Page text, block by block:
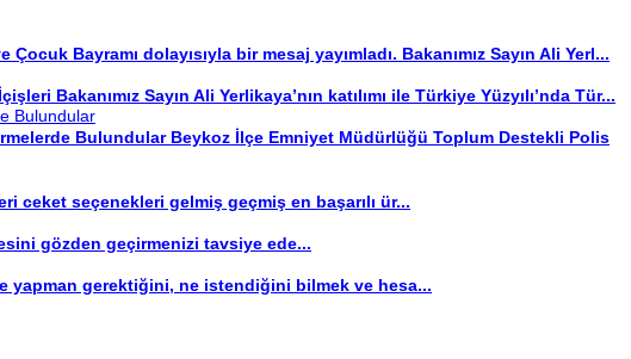
Bayramı dolayısıyla bir mesaj yayımladı. Bakanımız Sayın Ali Yerl...
Bakanımız Sayın Ali Yerlikaya’nın katılımı ile Türkiye Yüzyılı’nda Tür...
Bulundular Beykoz İlçe Emniyet Müdürlüğü Toplum Destekli Polis
ceket seçenekleri gelmiş geçmiş en başarılı ür...
gözden geçirmenizi tavsiye ede...
yapman gerektiğini, ne istendiğini bilmek ve hesa...